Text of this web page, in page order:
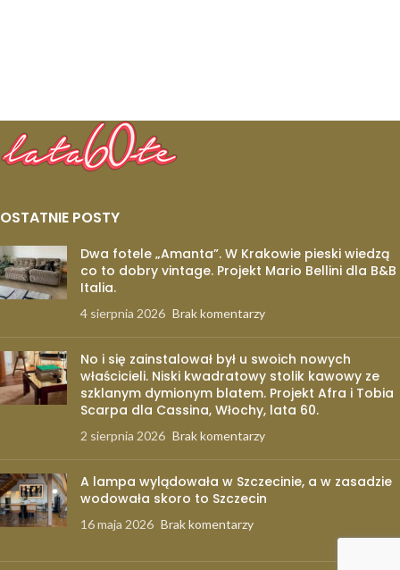
OSTATNIE POSTY
Dwa fotele „Amanta”. W Krakowie pieski wiedzą
co to dobry vintage. Projekt Mario Bellini dla B&B
Italia.
4 sierpnia 2026 Brak komentarzy
No i się zainstalował był u swoich nowych
właścicieli. Niski kwadratowy stolik kawowy ze
szklanym dymionym blatem. Projekt Afra i Tobia
Scarpa dla Cassina, Włochy, lata 60.
2 sierpnia 2026 Brak komentarzy
A lampa wylądowała w Szczecinie, a w zasadzie
wodowała skoro to Szczecin
16 maja 2026 Brak komentarzy